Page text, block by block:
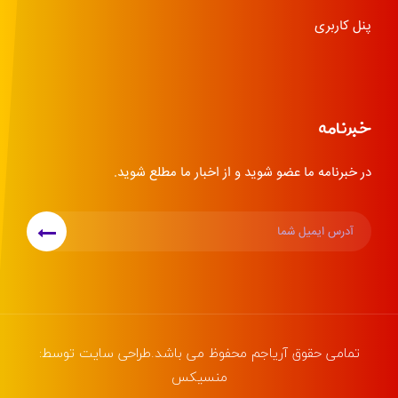
پنل کاربری
خبرنامه
در خبرنامه ما عضو شوید و از اخبار ما مطلع شوید.
تمامی حقوقآریاجم محفوظ می باشد.طراحی سایت توسط:
منسیکس